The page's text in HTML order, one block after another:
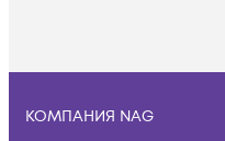
КОМПАНИЯ NAG